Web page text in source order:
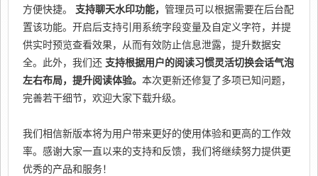
方便快捷。 支持聊天水印功能， 管理员可以根据需要在后台配
置该功能。开启后支持引用系统字段变量及自定义字符，并提
供实时预览查看效果，从而有效防止信息泄露，提升数据安
全。此外，我们还 支持根据用户的阅读习惯灵活切换会话气泡
左右布局，提升阅读体验。 本次更新还修复了多项已知问题，
完善若干细节，欢迎大家下载升级。
我们相信新版本将为用户带来更好的使用体验和更高的工作效
率。感谢大家一直以来的支持和反馈，我们将继续努力提供更
优秀的产品和服务！